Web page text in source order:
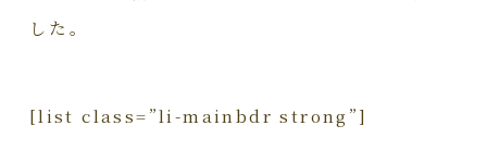
した。
[list class=”li-mainbdr strong”]